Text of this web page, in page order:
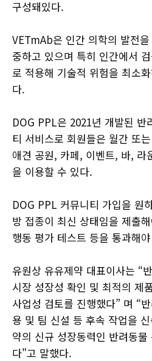
구성돼있다.
VETmAb은 인간 의학의 발전
중하고 있으며 특히 인간에서
로 적용해 기술적 위험을 최소
다.
DOG PPL은 2021년 개발된 반
티 서비스로 회원들은 월간 또
애견 공원, 카페, 이벤트, 바, 라
을 이용할 수 있다.
DOG PPL 커뮤니티 가입을 원
방 접종이 최신 상태임을 제출
행동 평가 테스트 등을 통과해
유원상 유유제약 대표이사는 “
시장 성장성 확인 및 최적의 제
사업성 검토를 진행했다” 며 “
용 및 팀 신설 등 후속 작업을
약의 신규 성장동력인 반려동
다"고 말했다.